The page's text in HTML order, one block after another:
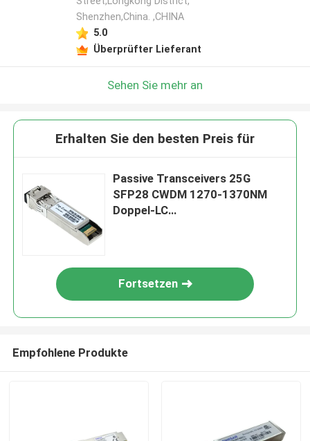
Shenzhen,China. ,CHINA
5.0
Überprüfter Lieferant
Sehen Sie mehr an
Erhalten Sie den besten Preis für
Passive Transceivers 25G
SFP28 CWDM 1270-1370NM
Doppel-LC
Fortsetzen
Empfohlene Produkte